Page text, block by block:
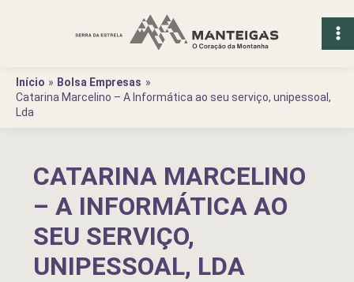
Início
Bolsa Empresas
Catarina Marcelino – A Informática ao seu serviço, unipessoal,
Lda
CATARINA MARCELINO
– A INFORMÁTICA AO
SEU SERVIÇO,
UNIPESSOAL, LDA